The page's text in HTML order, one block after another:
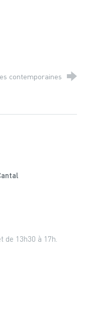
contemporaines
de 13h30 à 17h.